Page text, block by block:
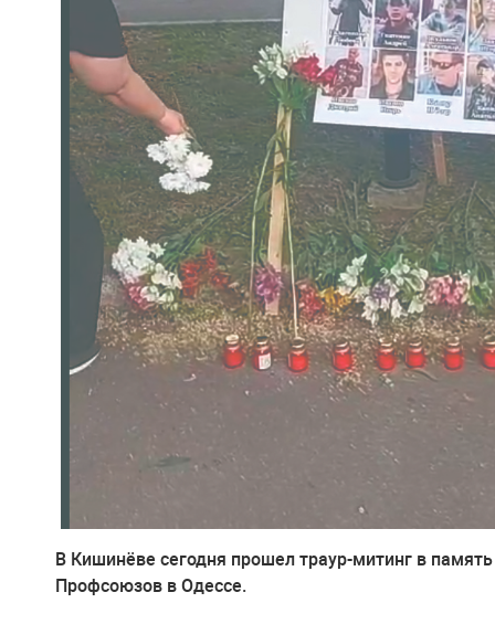
В Кишинёве сегодня прошел траур-митинг в
Профсоюзов в Одессе.